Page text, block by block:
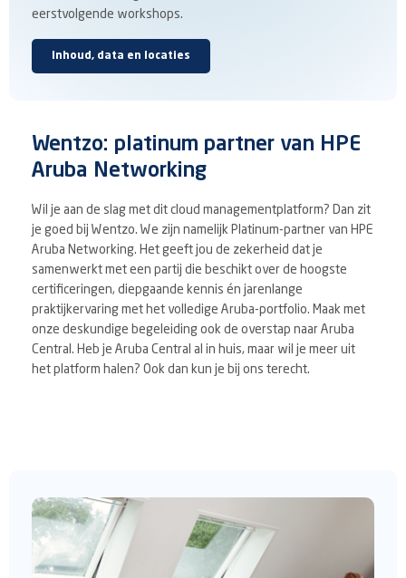
eerstvolgende workshops.
Inhoud, data en locaties
Wentzo: platinum partner van HPE
Aruba Networking
Wil je aan de slag met dit cloud managementplatform? Dan zit
je goed bij Wentzo. We zijn namelijk Platinum-partner van HPE
Aruba Networking. Het geeft jou de zekerheid dat je
samenwerkt met een partij die beschikt over de hoogste
certificeringen, diepgaande kennis én jarenlange
praktijkervaring met het volledige Aruba-portfolio. Maak met
onze deskundige begeleiding ook de overstap naar Aruba
Central. Heb je Aruba Central al in huis, maar wil je meer uit
het platform halen? Ook dan kun je bij ons terecht.